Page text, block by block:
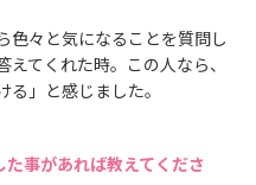
色々と気になることを質問し
てくれた時。この人なら、
る」と感じました。
事があれば教えてくださ